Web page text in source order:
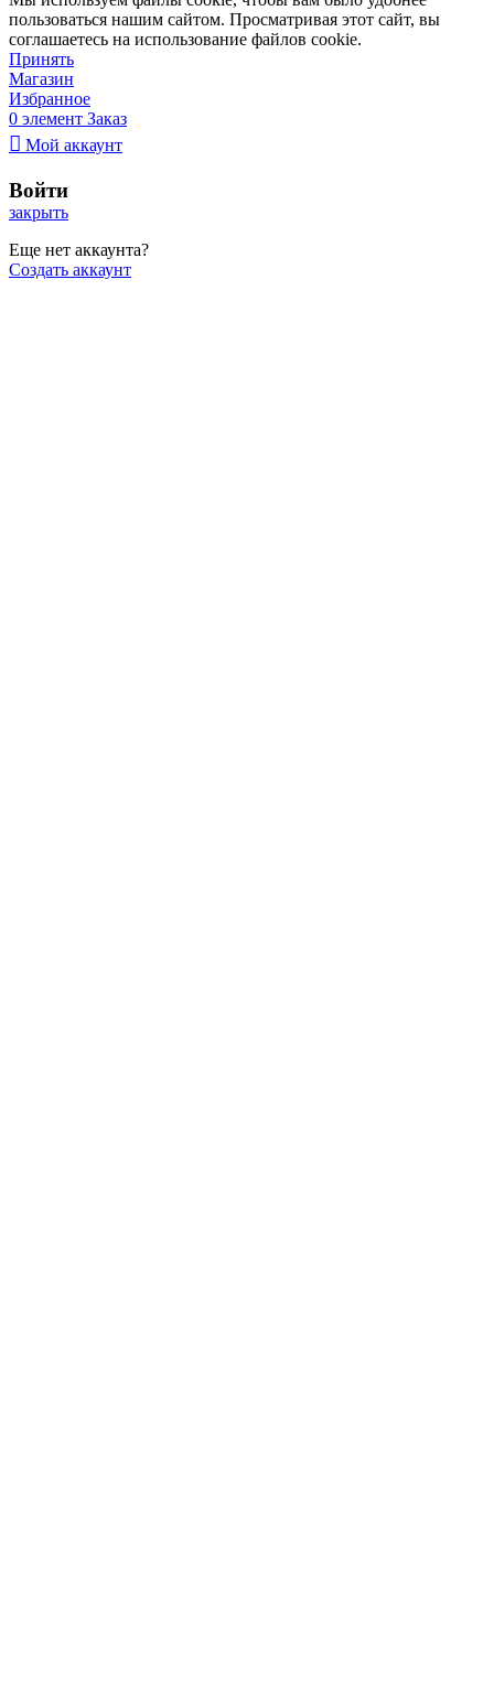
пользоваться нашим сайтом. Просматривая этот сайт, вы
соглашаетесь на использование файлов cookie.
Принять
Магазин
Избранное
0 элемент Заказ
Мой аккаунт
Войти
закрыть
Еще нет аккаунта?
Создать аккаунт